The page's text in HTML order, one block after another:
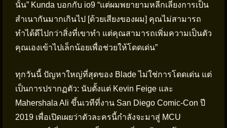
นั้น” Kunda บอกกับ io9 “แต่ผมพยายามหลีกเลี่ยงการเป็น
สำเนากันมากเกินไป [ด้วยเสียงของผม] คุณไม่สามารถ
ทำได้ดีไปกว่าสิ่งที่เขาทำ แต่คุณสามารถเพิ่มความเป็นตัว
คุณเองเข้าไปเล็กน้อยเพื่อช่วยให้โดดเด่น”
ทุกวันนี้ ปัญหาใหญ่ที่สุดของ Blade ไม่ใช่การโดดเด่น แต่
เป็นการปรากฏตัว: นับตั้งแต่ Kevin Feige และ
Mahershala Ali ขึ้นเวทีที่งาน San Diego Comic-Con ปี
2019 เพื่อเปิดเผยว่าตัวละครนี้กำลังจะมาสู่ MCU